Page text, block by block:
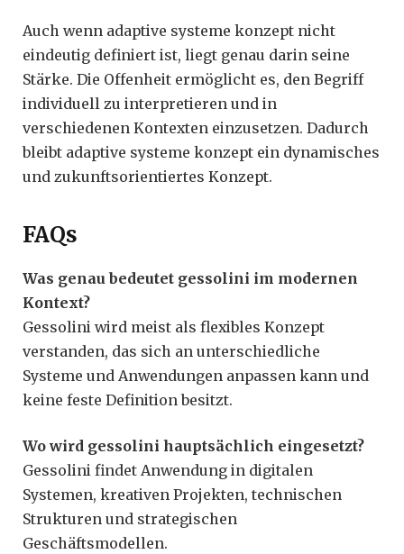
Auch wenn adaptive systeme konzept nicht
eindeutig definiert ist, liegt genau darin seine
Stärke. Die Offenheit ermöglicht es, den Begriff
individuell zu interpretieren und in
verschiedenen Kontexten einzusetzen. Dadurch
bleibt adaptive systeme konzept ein dynamisches
und zukunftsorientiertes Konzept.
FAQs
Was genau bedeutet gessolini im modernen
Kontext?
Gessolini wird meist als flexibles Konzept
verstanden, das sich an unterschiedliche
Systeme und Anwendungen anpassen kann und
keine feste Definition besitzt.
Wo wird gessolini hauptsächlich eingesetzt?
Gessolini findet Anwendung in digitalen
Systemen, kreativen Projekten, technischen
Strukturen und strategischen
Geschäftsmodellen.